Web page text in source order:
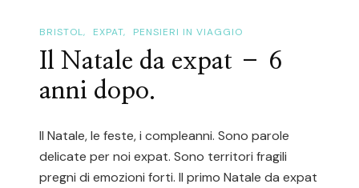
BRISTOL EXPAT PENSIERI IN VIAGGIO
Il Natale da expat – 6
anni dopo.
Il Natale, le feste, i compleanni. Sono parole
delicate per noi expat. Sono territori fragili
pregni di emozioni forti. Il primo Natale da expat